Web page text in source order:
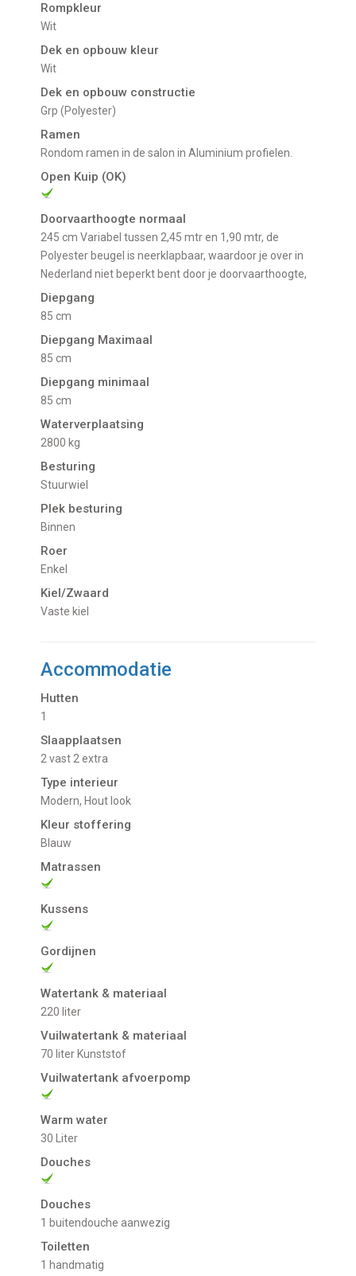
Rompkleur
Wit
Dek en opbouw kleur
Wit
Dek en opbouw constructie
Grp (Polyester)
Ramen
rondom ramen in de salon in Aluminium profielen.
Open Kuip (OK)
Doorvaarthoogte normaal
245 cm Variabel tussen 2,45 mtr en 1,90 mtr, de
Polyester beugel is neerklapbaar, waardoor je over in
Nederland niet beperkt bent door je doorvaarthoogte,
Diepgang
85 cm
Diepgang Maximaal
85 cm
Diepgang minimaal
85 cm
Waterverplaatsing
2800 kg
Besturing
Stuurwiel
Plek besturing
Binnen
Roer
Enkel
Kiel/Zwaard
vaste kiel
Accommodatie
Hutten
1
Slaapplaatsen
2 vast 2 extra
Type interieur
Modern, Hout look
Kleur stoffering
Blauw
Matrassen
Kussens
Gordijnen
Watertank & materiaal
220 liter
Vuilwatertank & materiaal
70 liter Kunststof
Vuilwatertank afvoerpomp
Warm water
30 Liter
Douches
Douches
1 buitendouche aanwezig
Toiletten
1 handmatig